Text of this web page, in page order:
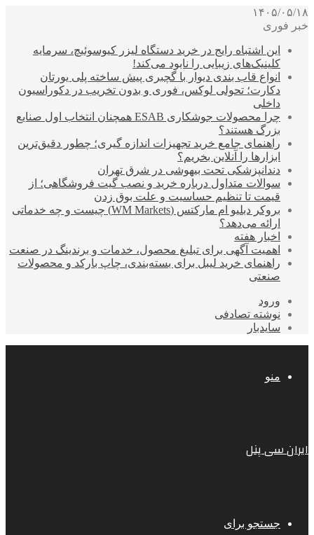
۱۴۰۵/۰۵/۱۸
خبر فوری
این اشتباه رایج در خرید دستگاه لیزر کیوسوئیچ، سرمایه
کلینیک‌های زیبایی را نابود می‌کند!
انواع قاب بندی دیوار با گچبری پیش ساخته پلی یورتان
دکارت؛ تحولی لوکس، فوری و بدون تخریب در دکوراسیون
داخلی
چرا محصولات جوشکاری ESAB همچنان انتخاب اول صنایع
بزرگ هستند؟
راهنمای جامع خرید تجهیزات اندازه گیری؛ چطور دقیق‌ترین
ابزارها را آنلاین بخریم؟
دندانپزشکی تحت بیهوشی در شرق تهران
سوالات متداول درباره خرید و نصب گیت فروشگاهی؛ از
قیمت تا تنظیم حساسیت و علت بوق زدن
بروکر دبلیو ام مارکتس (WM Markets) چیست و چه خدماتی
ارائه می‌دهد؟
اخبار هفته
اهمیت آگهی برای تبلیغ محصول، خدمات و برندینگ در صنعت
راهنمای خرید لیبل برای بسته‌بندی، چاپ بارکد و محصولات
صنعتی
ورود
نوشته تصادفی
سایدبار
منو
ایران سی پنل
جستجو برای